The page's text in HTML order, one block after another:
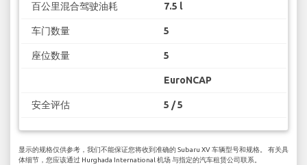
百公里混合驾驶油耗 7.5 l
车门数量 5
座位数量 5
EuroNCAP
安全评估 5 / 5
显示的规格仅供参考，我们不能保证您将收到准确的 Subaru XV 车辆型号和规格。 有关具
体细节，您应该通过 Hurghada International 机场 与指定的汽车租赁公司联系。